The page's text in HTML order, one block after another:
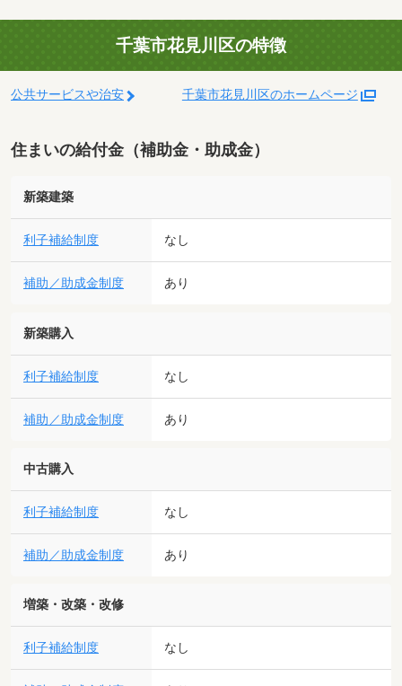
千葉市花見川区の特徴
公共サービスや治安 千葉市花見川区のホームページ
住まいの給付金（補助金・助成金）
新築建築
利子補給制度 なし
補助／助成金制度 あり
新築購入
利子補給制度 なし
補助／助成金制度 あり
中古購入
利子補給制度 なし
補助／助成金制度 あり
増築・改築・改修
利子補給制度 なし